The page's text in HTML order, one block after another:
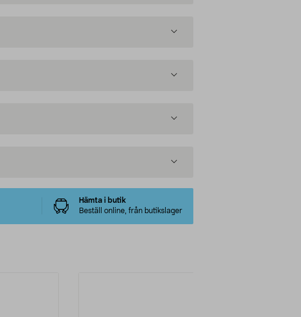
Hämta i butik
Beställ online, från butikslager